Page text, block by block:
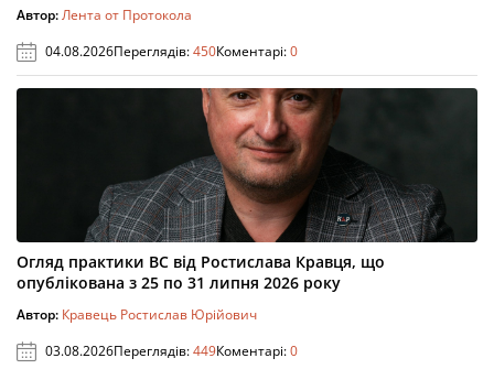
Автор:Лента от Протокола
04.08.2026Переглядів:450Коментарі:0
Огляд практики ВС від Ростислава Кравця, що
опублікована з 25 по 31 липня 2026 року
Автор: Кравець Ростислав Юрійович
03.08.2026Переглядів:449Коментарі:0